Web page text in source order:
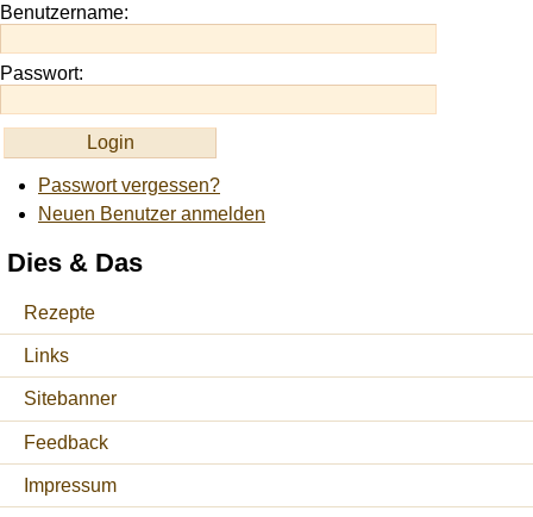
Benutzername:
Passwort:
Passwort vergessen?
Neuen Benutzer anmelden
Dies & Das
Rezepte
Links
Sitebanner
Feedback
Impressum